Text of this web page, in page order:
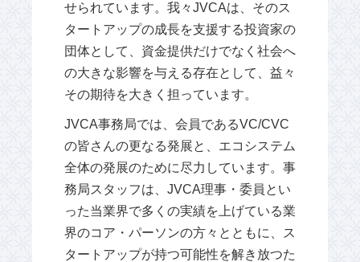
せられています。我々JVCAは、そのス
タートアップの成長を支援する投資家の
団体として、資金提供だけでなく社会へ
の大きな影響を与える存在として、益々
その期待を大きく担っています。
JVCA事務局では、会員であるVC/CVC
の皆さんの更なる発展と、エコシステム
全体の発展のために尽力しています。事
務局スタッフは、JVCA理事・委員とい
った当業界で多くの実績を上げている業
界のコア・パーソンの方々とともに、ス
タートアップが持つ可能性を解き放つた